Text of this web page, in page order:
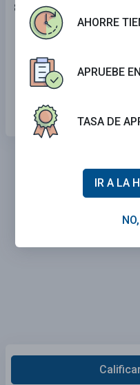
8 . Esta señal muestra
Curva
AHORRE
APRUEBE
TASA DE
IR A LA